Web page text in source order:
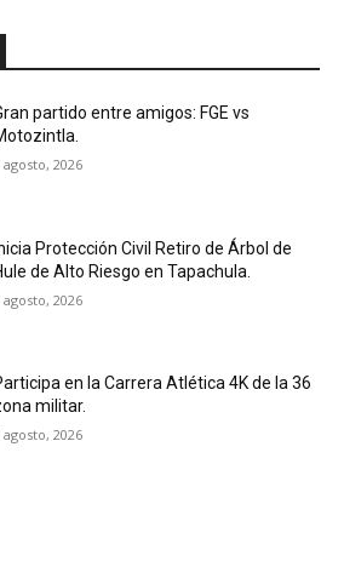
partido entre amigos: FGE vs
agosto, 2026
Protección Civil Retiro de Árbol de
de Alto Riesgo en Tapachula.
agosto, 2026
en la Carrera Atlética 4K de la 36
militar.
agosto, 2026